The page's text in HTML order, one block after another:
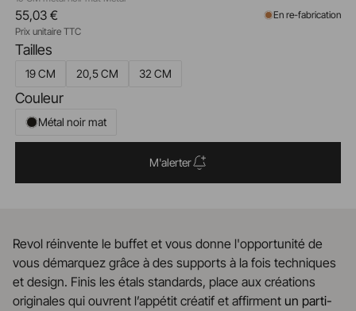
Tailles
19 CM 20,5 CM 32 CM
Couleur
Métal noir mat
55,03 €
Prix unitaire TTC
En re-fabrication
M'alerter
Revol réinvente le buffet et vous donne l'opportunité de
vous démarquez grâce à des supports à la fois techniques
et design. Finis les étals standards, place aux créations
originales qui ouvrent l’appétit créatif et affirment un parti-